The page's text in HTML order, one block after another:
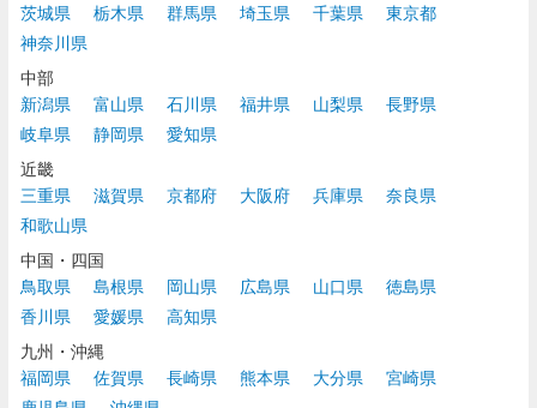
茨城県
栃木県 群馬県 埼玉県 千葉県
東京都
神奈川県
中部
新潟県
富山県 石川県 福井県 山梨県
長野県
岐阜県
静岡県
愛知県
近畿
三重県
滋賀県 京都府 大阪府 兵庫県
奈良県
和歌山県
中国・四国
鳥取県
島根県 岡山県 広島県 山口県
徳島県
香川県
愛媛県
高知県
九州・沖縄
福岡県
佐賀県 長崎県 熊本県 大分県
宮崎県